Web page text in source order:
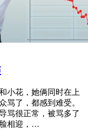
小花，她俩同时在上
骂了，都感到难受。
骂很正常，被骂多了
相迎，…